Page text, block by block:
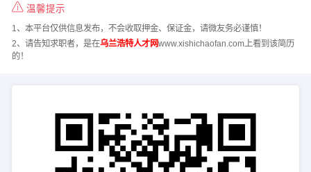
温馨提示
1、本平台仅供信息发布，不会收取押金、保证金，请微友务必谨慎！
2、请告知求职者，是在乌兰浩特人才网www.xishichaofan.com上看到该简历
的！